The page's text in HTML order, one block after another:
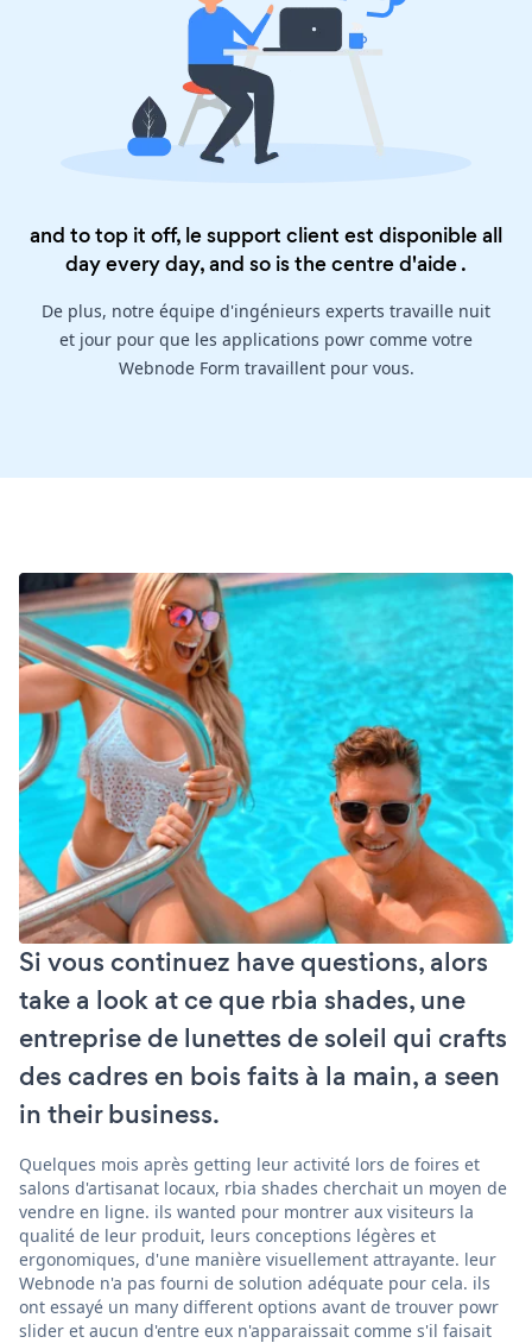
and to top it off, le support client est disponible all
day every day, and so is thecentre d'aide.
De plus, notre équipe d'ingénieurs experts travaille nuit
et jour pour que les applications powr comme votre
Webnode Form travaillent pour vous.
Si vous continuez have questions, alors
take a look at ce que rbia shades, une
entreprise de lunettes de soleil qui crafts
des cadres en bois faits à la main, a seen
in their business.
Quelques mois après getting leur activité lors de foires et
salons d'artisanat locaux, rbia shades cherchait un moyen de
vendre en ligne. ils wanted pour montrer aux visiteurs la
qualité de leur produit, leurs conceptions légères et
ergonomiques, d'une manière visuellement attrayante. leur
Webnode n'a pas fourni de solution adéquate pour cela. ils
ont essayé un many different options avant de trouver powr
slider et aucun d'entre eux n'apparaissait comme s'il faisait